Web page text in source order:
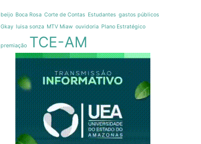
beijo Boca Rosa Corte de Contas Estudantes gastos públicos
Gkay luisa sonza MTV Miaw ouvidoria Plano Estratégico
premiação TCE-AM